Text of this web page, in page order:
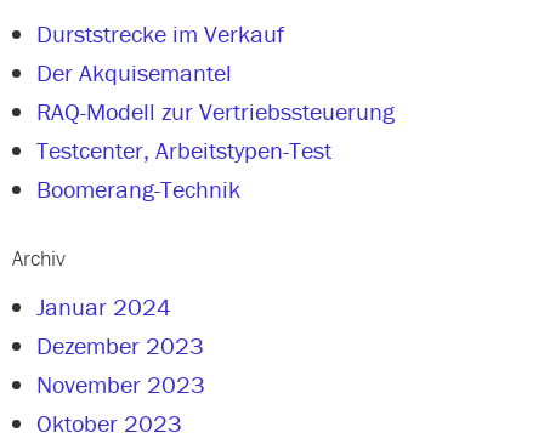
Durststrecke im Verkauf
Der Akquisemantel
RAQ-Modell zur Vertriebssteuerung
Testcenter, Arbeitstypen-Test
Boomerang-Technik
Archiv
Januar 2024
Dezember 2023
November 2023
Oktober 2023